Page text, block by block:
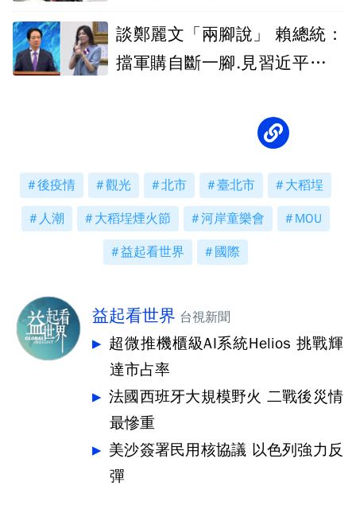
談鄭麗文「兩腳說」 賴總統：
擋軍購自斷一腳.見習近平又被
後疫情 觀光 北市 臺北市 大稻埕
人潮 大稻埕煙火節 河岸童樂會 MOU
益起看世界 國際
益起看世界 台視新聞
超微推機櫃級AI系統Helios 挑戰輝
達市占率
法國西班牙大規模野火 二戰後災情
最慘重
美沙簽署民用核協議 以色列強力反
彈